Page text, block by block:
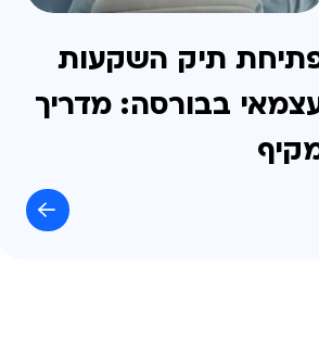
תיק השקעות
בבורסה: מדריך